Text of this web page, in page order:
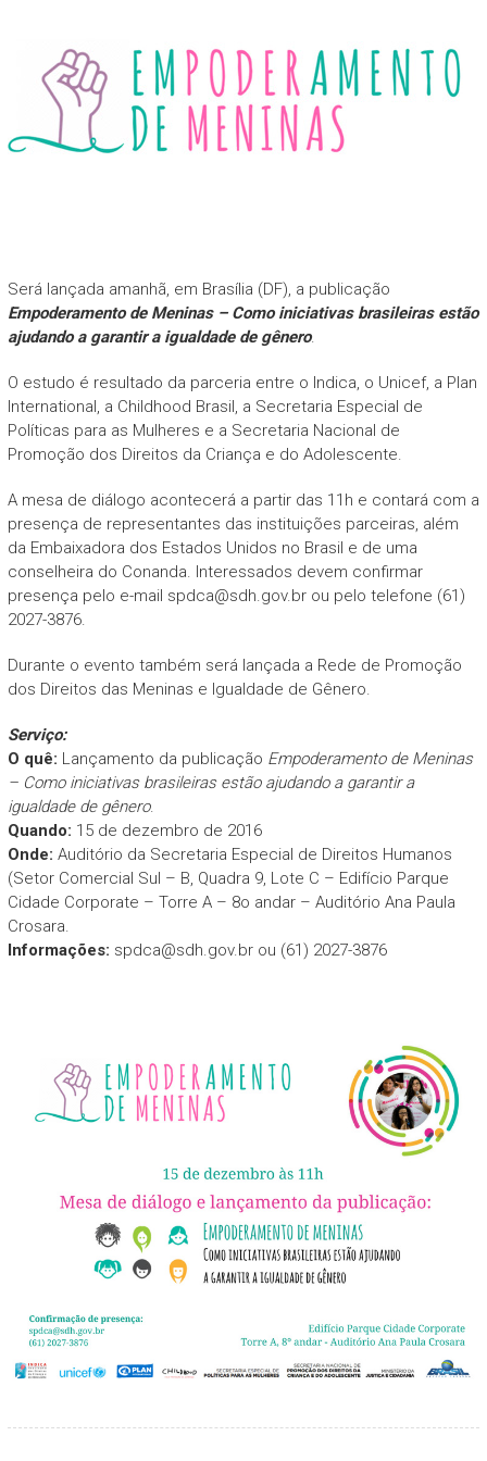
Será lançada amanhã, em Brasília (DF), a publicação
Empoderamento de Meninas – Como iniciativas brasileiras estão
ajudando a garantir a igualdade de gênero.
O estudo é resultado da parceria entre o Indica, o Unicef, a Plan
International, a Childhood Brasil, a Secretaria Especial de
Políticas para as Mulheres e a Secretaria Nacional de
Promoção dos Direitos da Criança e do Adolescente.
A mesa de diálogo acontecerá a partir das 11h e contará com a
presença de representantes das instituições parceiras, além
da Embaixadora dos Estados Unidos no Brasil e de uma
conselheira do Conanda. Interessados devem confirmar
presença pelo e-mail spdca@sdh.gov.brou pelo telefone (61)
2027-3876.
Durante o evento também será lançada a Rede de Promoção
dos Direitos das Meninas e Igualdade de Gênero.
Serviço:
O quê: Lançamento da publicação Empoderamento de Meninas
– Como iniciativas brasileiras estão ajudando a garantir a
igualdade de gênero.
Quando: 15 de dezembro de 2016
Onde: Auditório da Secretaria Especial de Direitos Humanos
(Setor Comercial Sul – B, Quadra 9, Lote C – Edifício Parque
Cidade Corporate – Torre A – 8o andar – Auditório Ana Paula
Crosara.
Informações: spdca@sdh.gov.brou (61) 2027-3876